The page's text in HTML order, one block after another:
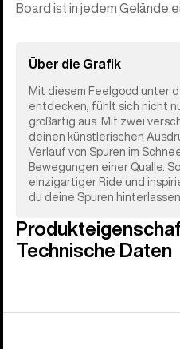
Board ist in jedem Gelände
Über die Grafik
Mit diesem Feelgood unter
entdecken, fühlt sich nicht
großartig aus. Mit zwei
deinen künstlerischen
Verlauf von Spuren im
Bewegungen einer Qualle.
einzigartiger Ride und
du deine Spuren hinterlassen
Technische Daten